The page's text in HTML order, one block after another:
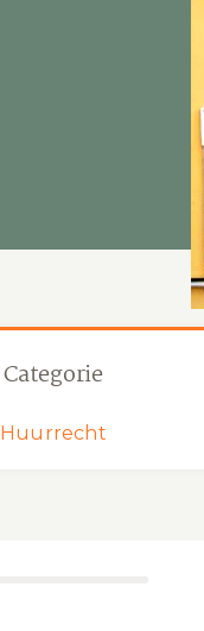
Categorie
Huurrecht